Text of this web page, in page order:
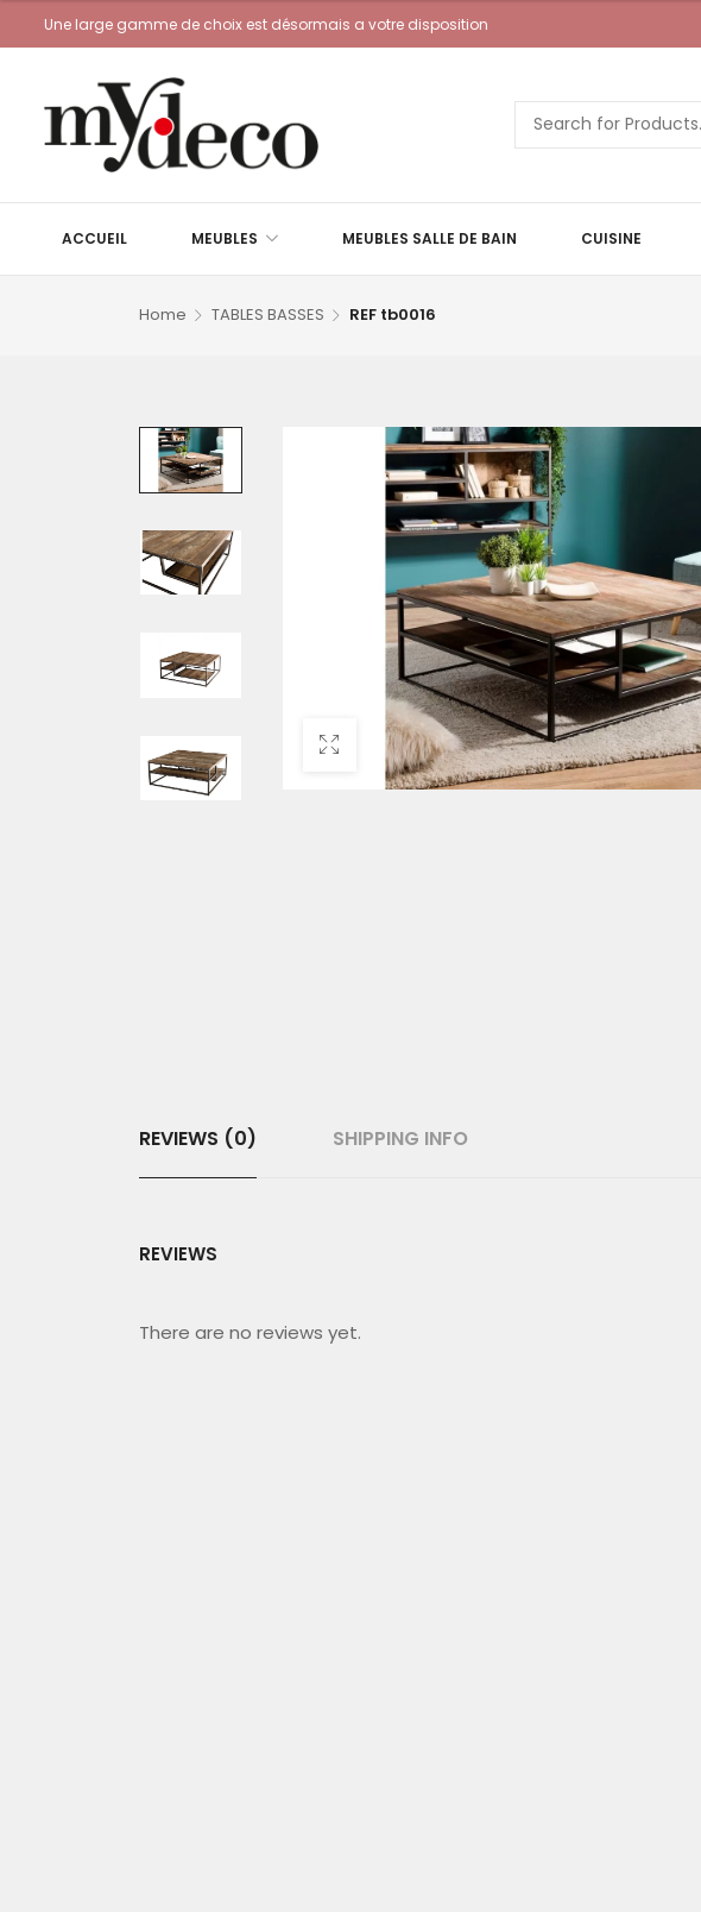
Une large gamme de choix est désormais a votre disposition
ACCUEIL MEUBLES MEUBLES SALLE DE BAIN CUISINE
Home TABLES BASSES REF tb0016
REVIEWS (0) SHIPPING INFO
REVIEWS
There are no reviews yet.